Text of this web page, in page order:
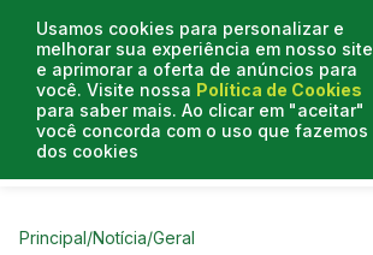
Usamos cookies para personalizar e
melhorar sua experiência em nosso site
e aprimorar a oferta de anúncios para
você. Visite nossa Política de Cookies
para saber mais. Ao clicar em "aceitar"
você concorda com o uso que fazemos
dos cookies
Curtas do Poder
Principal/Notícia/Geral